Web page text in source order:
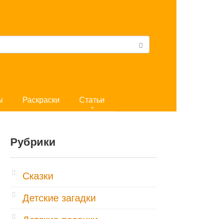
Раскраски Статьи
Рубрики
Cказки
Детские загадки